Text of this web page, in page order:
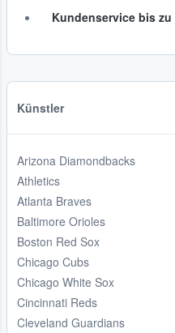
Kundenservice bis zu
Künstler
Arizona Diamondbacks
Athletics
Atlanta Braves
Baltimore Orioles
Boston Red Sox
Chicago Cubs
Chicago White Sox
Cincinnati Reds
Cleveland Guardians